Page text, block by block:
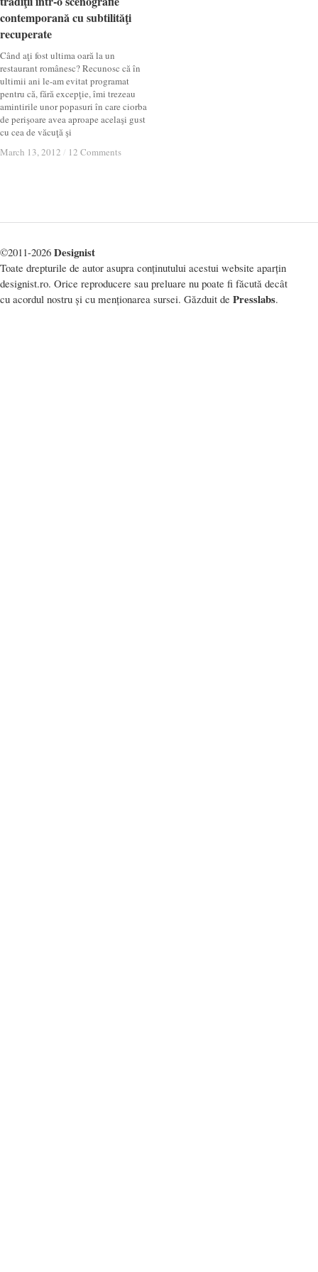
contemporană cu subtilităţi
recuperate
Când aţi fost ultima oară la un
restaurant românesc? Recunosc că în
ultimii ani le-am evitat programat
pentru că, fără excepţie, îmi trezeau
amintirile unor popasuri în care ciorba
de perişoare avea aproape acelaşi gust
cu cea de văcuţă şi
March 13, 2012 / 12 Comments
contemporană cu subtilităţi
recuperate
March 13, 2012 / 12 Comments
©2011-2026 Designist
Toate drepturile de autor asupra conținutului acestui website aparțin
designist.ro. Orice reproducere sau preluare nu poate fi făcută decât
cu acordul nostru și cu menționarea sursei. Găzduit de Presslabs.